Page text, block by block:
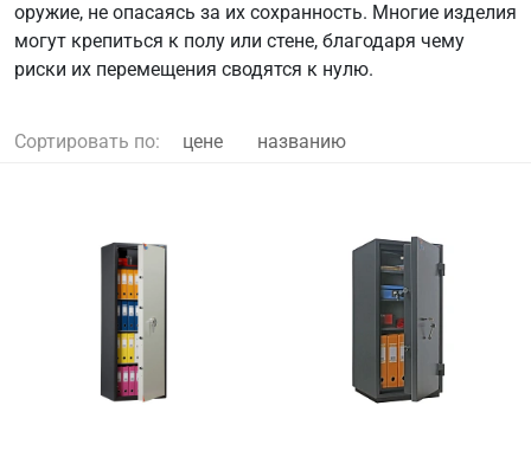
оружие, не опасаясь за их сохранность. Многие изделия
могут крепиться к полу или стене, благодаря чему
риски их перемещения сводятся к нулю.
Сортировать по: цене названию